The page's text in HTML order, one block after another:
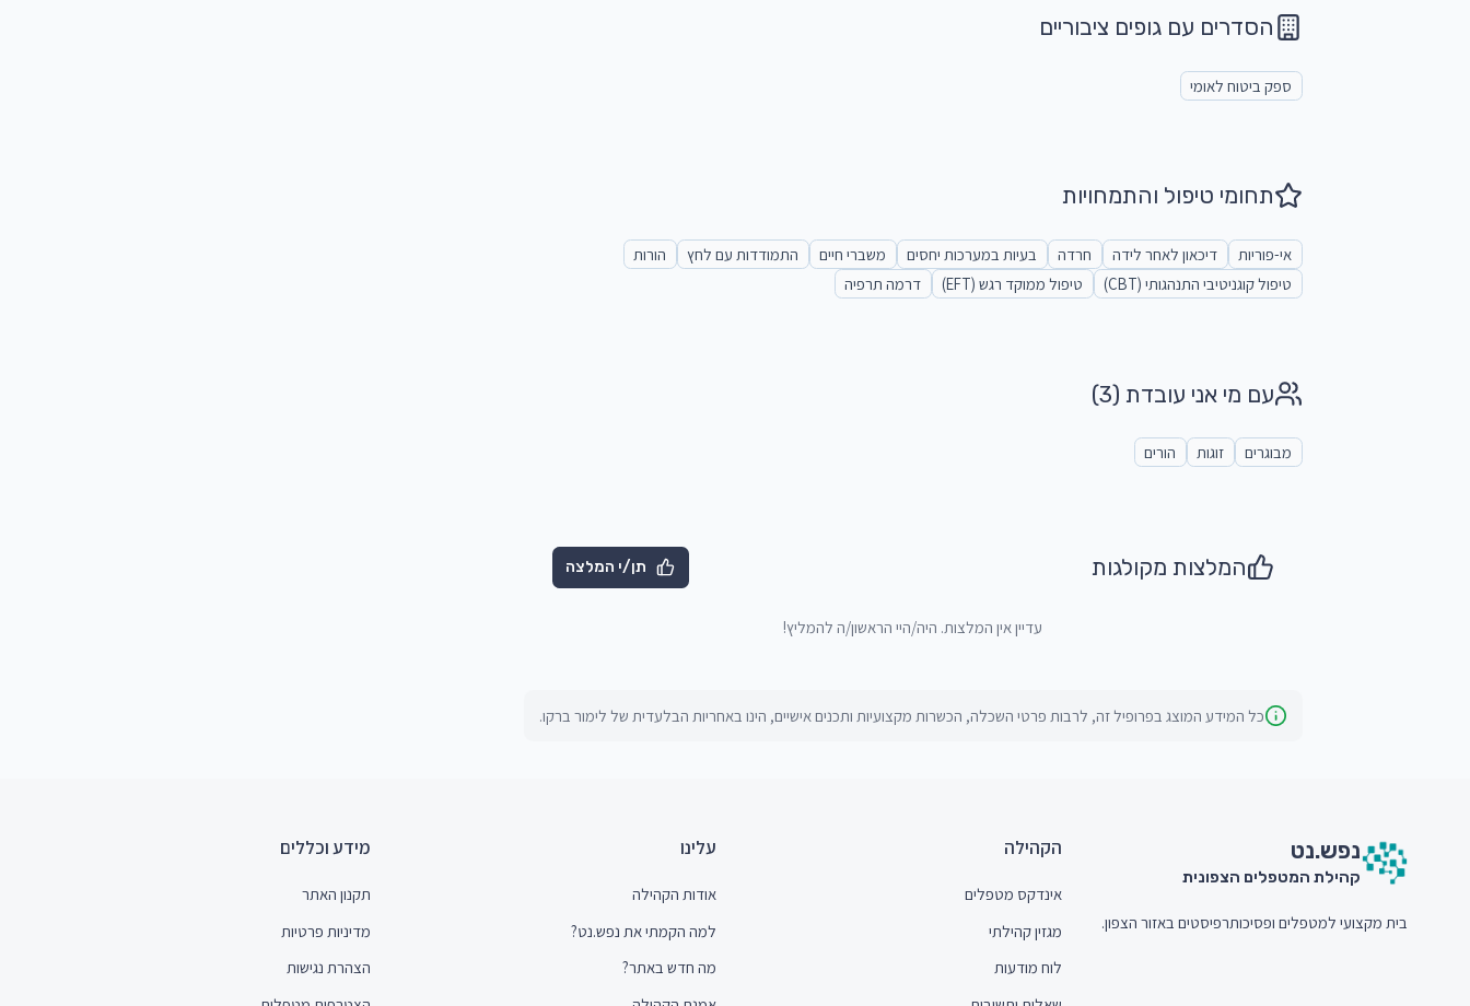
הסדרים עם גופים ציבוריים
ספק ביטוח לאומי
תחומי טיפול והתמחויות
אי-פוריות דיכאון לאחר לידה חרדה בעיות במערכות יחסים משברי חיים התמודדות עם לחץ
הורות
טיפול קוגניטיבי התנהגותי (CBT)
טיפול ממוקד רגש (EFT) דרמה תרפיה
עם מי אני עובדת (3)
מבוגרים זוגות הורים
המלצות מקולגות תן/י המלצה
עדיין אין המלצות. היה/היי הראשון/ה להמליץ!
כל המידע המוצג בפרופיל זה, לרבות פרטי השכלה, הכשרות מקצועיות ותכנים אישיים, הינו באחריות הבלעדית של לימור ברקו.
נפש.נט
קהילת המטפלים הצפונית
בית מקצועי למטפלים ופסיכותרפיסטים באזור הצפון.
הקהילה
אינדקס מטפלים
מגזין קהילתי
לוח מודעות
עלינו
אודות הקהילה
למה הקמתי את נפש.נט?
מה חדש באתר?
מידע וכללים
תקנון האתר
מדיניות פרטיות
הצהרת נגישות